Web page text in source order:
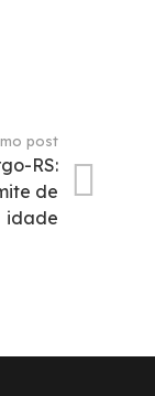
post
RS:
de
idade